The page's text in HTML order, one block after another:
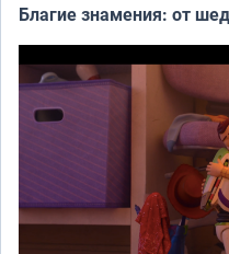
Благие знамения: от